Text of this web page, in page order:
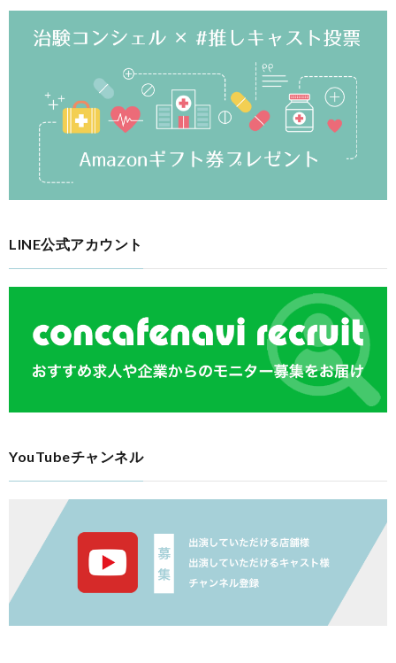
LINE公式アカウント
YouTubeチャンネル